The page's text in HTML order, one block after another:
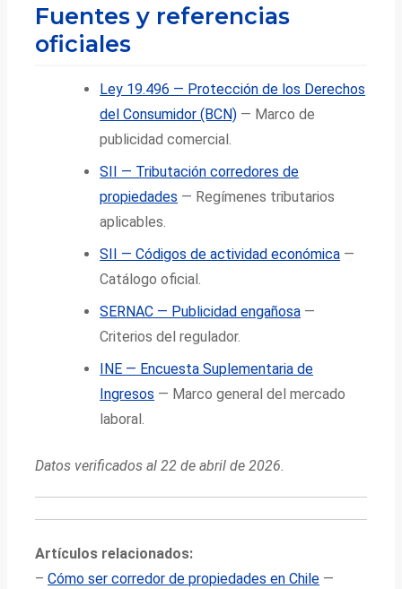
Fuentes y referencias
oficiales
Ley 19.496 — Protección de los Derechos
del Consumidor (BCN) — Marco de
publicidad comercial.
SII — Tributación corredores de
propiedades — Regímenes tributarios
aplicables.
SII — Códigos de actividad económica —
Catálogo oficial.
SERNAC — Publicidad engañosa —
Criterios del regulador.
INE — Encuesta Suplementaria de
Ingresos — Marco general del mercado
laboral.
Datos verificados al 22 de abril de 2026.
Artículos relacionados:
–Cómo ser corredor de propiedades en Chile —